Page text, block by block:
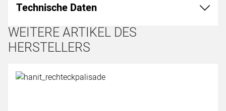
Technische Daten
WEITERE ARTIKEL DES
HERSTELLERS
Artikel überspringen